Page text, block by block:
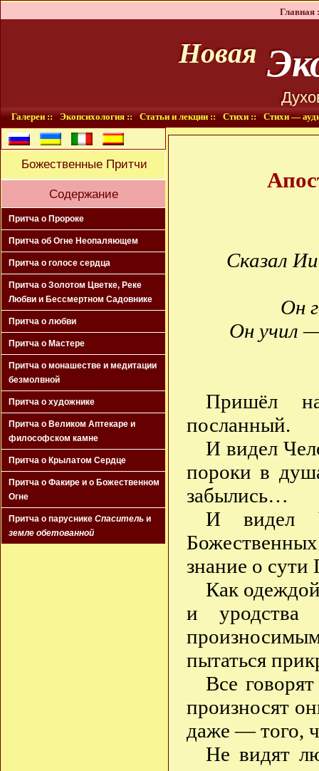
Главная
Новая
Галереи :: Экопсихология :: Статьи и лекции :: Стихи :: Стихи —
Божественные Притчи
Содержание
Притча о Пророке
Притча об Огне Неопаляющем
Притча о голосе сердца
Притча о Золотом Цветке, Реке
Любви и Бессмертном Садовнике
Притча о любви
Притча о Мастере
Притча о монашестве и медитации
безмолвной
Притча о художнике
Притча о Великом Аптекаре и
философском камне
Притча о Крылатом Сердце
Притча о Факире и о Божественном
Огне
Притча о паруснике Спаситель и
земле обетованной
Сказал
Он
Он учил
Пришёл
посланный.
И видел
пороки в
забылись…
И видел
знание о
Как
и
пытаться
Все
произносят
даже — того,
Не видят